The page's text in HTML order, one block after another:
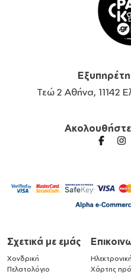
Τεώ 2 Αθήνα, 11142
Σχετικά με εμάς
Χονδρική
Πελατολόγιο
Χάρτης